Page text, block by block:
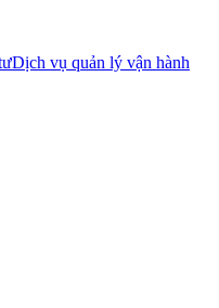
Dịch vụ quản lý vận hành